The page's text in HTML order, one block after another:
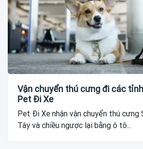
Vận chuyển thú cưng đi các
Pet Đi Xe
Pet Đi Xe nhận vận chuyển thú cưng
Tây và chiều ngược lại bằng ô tô...